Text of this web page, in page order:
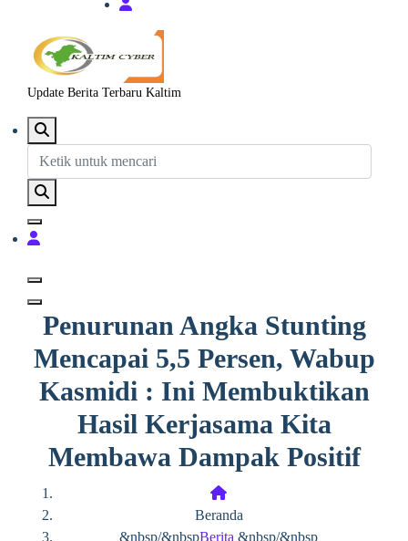
Update Berita Terbaru Kaltim
Penurunan Angka Stunting
Mencapai 5,5 Persen, Wabup
Kasmidi : Ini Membuktikan
Hasil Kerjasama Kita
Membawa Dampak Positif
Beranda
&nbsp/&nbspBerita &nbsp/&nbsp